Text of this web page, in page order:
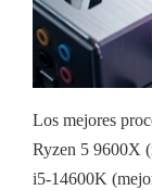
Los mejores
Ryzen 5 9600X
i5-14600K